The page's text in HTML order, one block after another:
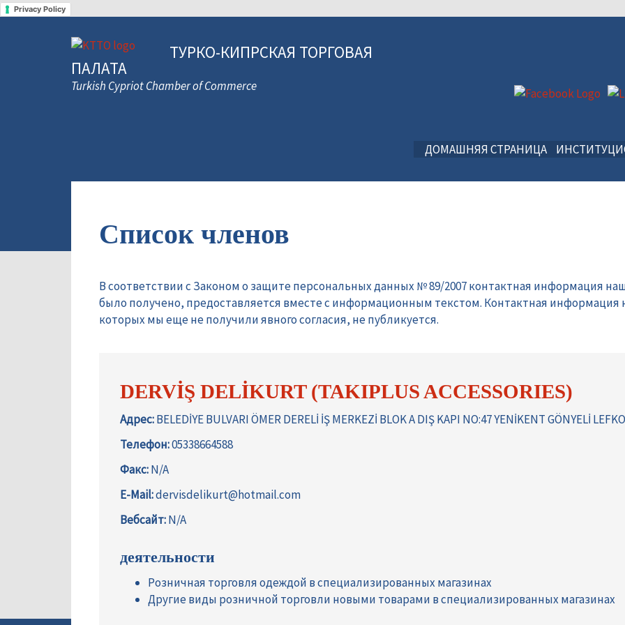
Privacy Policy
ТУРКО-КИПРСКАЯ ТОРГОВАЯ
ПАЛАТА
Turkish Cypriot Chamber of Commerce
ДОМАШНЯЯ СТРАНИЦА
Список членов
В соответствии с Законом о защите персональных данных № 89/2007 контактная информация
было получено, предоставляется вместе с информационным текстом. Контактная информация
которых мы еще не получили явного согласия, не публикуется.
DERVİŞ DELİKURT (TAKIPLUS ACCESSORIES)
Адрес:BELEDİYE BULVARI ÖMER DERELİ İŞ MERKEZİ BLOK A DIŞ KAPI NO:47 YENİKENT GÖNYELİ
Телефон:05338664588
Факс:N/A
E-Mail:dervisdelikurt@hotmail.com
Вебсайт:N/A
деятельности
Розничная торговля одеждой в специализированных магазинах
Другие виды розничной торговли новыми товарами в специализированных магазинах